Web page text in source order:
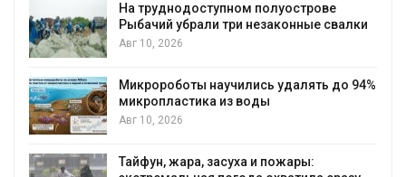
На труднодоступном полуострове
Рыбачий убрали три незаконные свалки
Авг 10, 2026
Микророботы научились удалять до 94%
микропластика из воды
Авг 10, 2026
Тайфун, жара, засуха и пожары: